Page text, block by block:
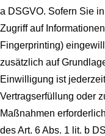
a DSGVO. Sofern Sie
Zugriff auf
Fingerprinting)
zusätzlich auf
Einwilligung ist
Vertragserfüllung oder
Maßnahmen
des Art. 6 Abs. 1 lit. b